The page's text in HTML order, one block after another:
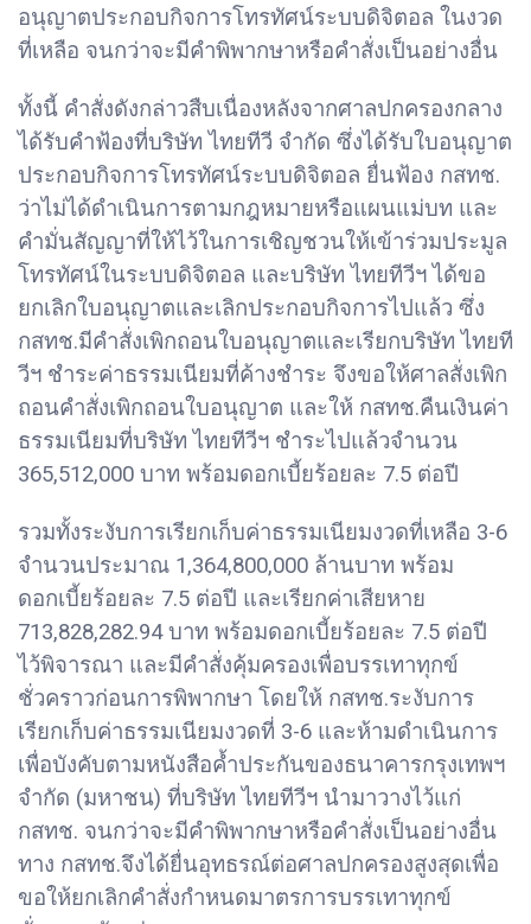
อนุญาตประกอบกิจการโทรทัศน์ระบบดิจิตอล ในงวด
ที่เหลือ จนกว่าจะมีคำพิพากษาหรือคำสั่งเป็นอย่างอื่น
ทั้งนี้ คำสั่งดังกล่าวสืบเนื่องหลังจากศาลปกครองกลาง
ได้รับคำฟ้องที่บริษัท ไทยทีวี จำกัด ซึ่งได้รับใบอนุญาต
ประกอบกิจการโทรทัศน์ระบบดิจิตอล ยื่นฟ้อง กสทช.
ว่าไม่ได้ดำเนินการตามกฎหมายหรือแผนแม่บท และ
คำมั่นสัญญาที่ให้ไว้ในการเชิญชวนให้เข้าร่วมประมูล
โทรทัศน์ในระบบดิจิตอล และบริษัท ไทยทีวีฯ ได้ขอ
ยกเลิกใบอนุญาตและเลิกประกอบกิจการไปแล้ว ซึ่ง
กสทช.มีคำสั่งเพิกถอนใบอนุญาตและเรียกบริษัท ไทยที
วีฯ ชำระค่าธรรมเนียมที่ค้างชำระ จึงขอให้ศาลสั่งเพิก
ถอนคำสั่งเพิกถอนใบอนุญาต และให้ กสทช.คืนเงินค่า
ธรรมเนียมที่บริษัท ไทยทีวีฯ ชำระไปแล้วจำนวน
365,512,000 บาท พร้อมดอกเบี้ยร้อยละ 7.5 ต่อปี
รวมทั้งระงับการเรียกเก็บค่าธรรมเนียมงวดที่เหลือ 3-6
จำนวนประมาณ 1,364,800,000 ล้านบาท พร้อม
ดอกเบี้ยร้อยละ 7.5 ต่อปี และเรียกค่าเสียหาย
713,828,282.94 บาท พร้อมดอกเบี้ยร้อยละ 7.5 ต่อปี
ไว้พิจารณา และมีคำสั่งคุ้มครองเพื่อบรรเทาทุกข์
ชั่วคราวก่อนการพิพากษา โดยให้ กสทช.ระงับการ
เรียกเก็บค่าธรรมเนียมงวดที่ 3-6 และห้ามดำเนินการ
เพื่อบังคับตามหนังสือค้ำประกันของธนาคารกรุงเทพฯ
จำกัด (มหาชน) ที่บริษัท ไทยทีวีฯ นำมาวางไว้แก่
กสทช. จนกว่าจะมีคำพิพากษาหรือคำสั่งเป็นอย่างอื่น
ทาง กสทช.จึงได้ยื่นอุทธรณ์ต่อศาลปกครองสูงสุดเพื่อ
ขอให้ยกเลิกคำสั่งกำหนดมาตรการบรรเทาทุกข์